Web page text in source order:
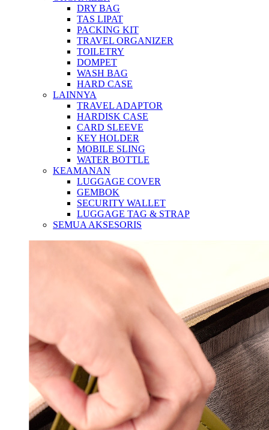
DRY BAG
TAS LIPAT
PACKING KIT
TRAVEL ORGANIZER
TOILETRY
DOMPET
WASH BAG
HARD CASE
LAINNYA
TRAVEL ADAPTOR
HARDISK CASE
CARD SLEEVE
KEY HOLDER
MOBILE SLING
WATER BOTTLE
KEAMANAN
LUGGAGE COVER
GEMBOK
SECURITY WALLET
LUGGAGE TAG & STRAP
SEMUA AKSESORIS